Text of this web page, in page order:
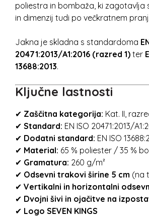
poliestra in bombaža, ki zagotavlja
in dimenzij tudi po večkratnem
Jakna je skladna s standardoma
20471:2013/A1:2016 (razred 1) ter
13688:2013.
Ključne lastnosti
✔ Zaščitna kategorija: Kat. II,
✔ Standard: EN ISO 20471:2013/
✔ Dodatni standard: EN ISO
✔ Material: 65 % poliester / 35 %
✔ Gramatura: 260 g/m²
✔ Odsevni trakovi širine 5 cm (na
✔ Vertikalni in horizontalni
✔ Dvojni šivi in ojačitve na
✔ Logo SEVEN KINGS